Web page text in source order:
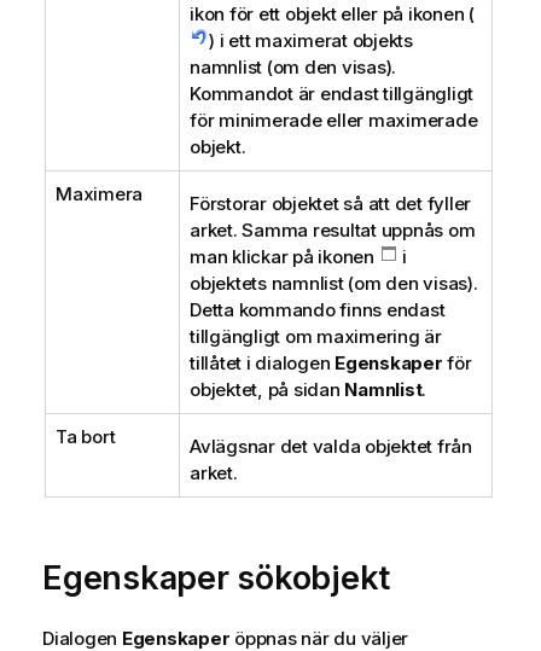
ikon för ett objekt eller på ikonen (
) i ett maximerat objekts
namnlist (om den visas).
Kommandot är endast tillgängligt
för minimerade eller maximerade
objekt.
Maximera
Förstorar objektet så att det fyller
arket. Samma resultat uppnås om
man klickar på ikonen
i
objektets namnlist (om den visas).
Detta kommando finns endast
tillgängligt om maximering är
tillåtet i dialogen Egenskaper för
objektet, på sidan Namnlist.
Ta bort
Avlägsnar det valda objektet från
arket.
Egenskaper sökobjekt
Dialogen Egenskaper öppnas när du väljer